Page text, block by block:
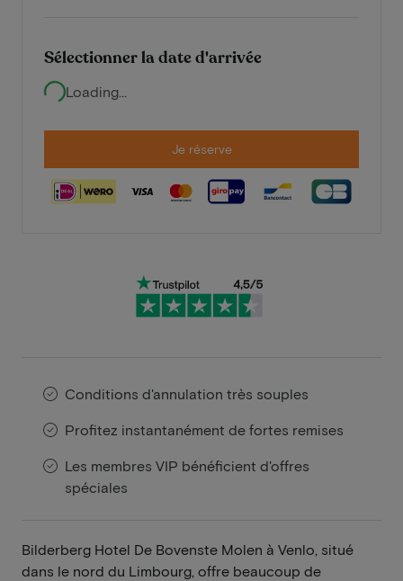
Sélectionner la date d'arrivée
Loading...
Je réserve
Conditions d'annulation très souples
Profitez instantanément de fortes remises
Les membres VIP bénéficient d'offres
spéciales
Bilderberg Hotel De Bovenste Molen à Venlo, situé
dans le nord du Limbourg, offre beaucoup de